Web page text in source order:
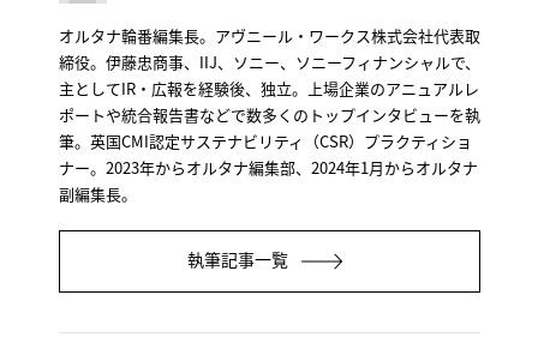
オルタナ輪番編集長。アヴニール・ワークス株式会社代表取
締役。伊藤忠商事、IIJ、ソニー、ソニーフィナンシャルで、
主としてIR・広報を経験後、独立。上場企業のアニュアルレ
ポートや統合報告書などで数多くのトップインタビューを執
筆。英国CMI認定サステナビリティ（CSR）プラクティショ
ナー。2023年からオルタナ編集部、2024年1月からオルタナ
副編集長。
執筆記事一覧